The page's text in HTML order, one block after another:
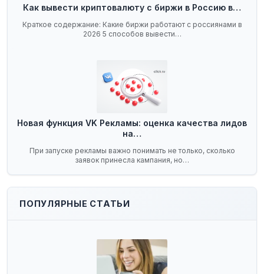
Как вывести криптовалюту с биржи в Россию в…
Краткое содержание: Какие биржи работают с россиянами в
2026 5 способов вывести…
Новая функция VK Рекламы: оценка качества лидов
на…
При запуске рекламы важно понимать не только, сколько
заявок принесла кампания, но…
ПОПУЛЯРНЫЕ СТАТЬИ